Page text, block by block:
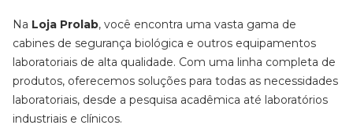
Na Loja Prolab, você encontra uma vasta gama de
cabines de segurança biológica e outros equipamentos
laboratoriais de alta qualidade. Com uma linha completa de
produtos, oferecemos soluções para todas as necessidades
laboratoriais, desde a pesquisa acadêmica até laboratórios
industriais e clínicos.